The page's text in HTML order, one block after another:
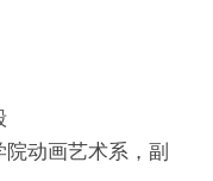
动画艺术系，副